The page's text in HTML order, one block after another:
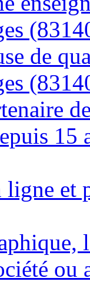
de
15
et
ou